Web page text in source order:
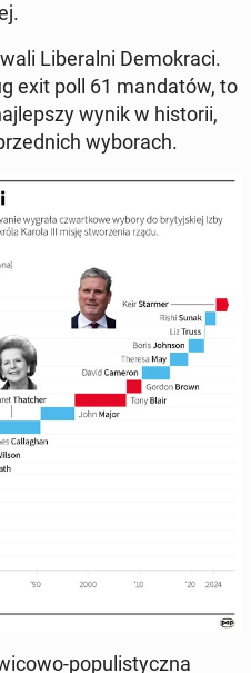
Li­be­ral­ni De­mo­kra­ci.
exit poll 61 man­da­tów, to
wynik w hi­sto­rii,
wy­bo­rach.
po­pu­li­stycz­na